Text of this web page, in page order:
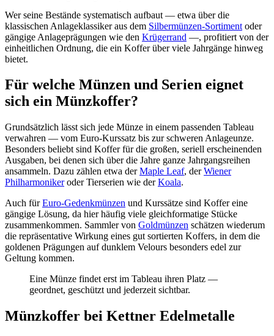
Wer seine Bestände systematisch aufbaut — etwa über die
klassischen Anlageklassiker aus dem Silbermünzen-Sortiment oder
gängige Anlageprägungen wie den Krügerrand —, profitiert von der
einheitlichen Ordnung, die ein Koffer über viele Jahrgänge hinweg
bietet.
Für welche Münzen und Serien eignet
sich ein Münzkoffer?
Grundsätzlich lässt sich jede Münze in einem passenden Tableau
verwahren — vom Euro-Kurssatz bis zur schweren Anlageunze.
Besonders beliebt sind Koffer für die großen, seriell erscheinenden
Ausgaben, bei denen sich über die Jahre ganze Jahrgangsreihen
ansammeln. Dazu zählen etwa derMaple Leaf, derWiener
Philharmonikeroder Tierserien wie derKoala.
Auch fürEuro-Gedenkmünzen und Kurssätze sind Koffer eine
gängige Lösung, da hier häufig viele gleichformatige Stücke
zusammenkommen. Sammler von Goldmünzen schätzen wiederum
die repräsentative Wirkung eines gut sortierten Koffers, in dem die
goldenen Prägungen auf dunklem Velours besonders edel zur
Geltung kommen.
Eine Münze findet erst im Tableau ihren Platz —
geordnet, geschützt und jederzeit sichtbar.
Münzkoffer bei Kettner Edelmetalle